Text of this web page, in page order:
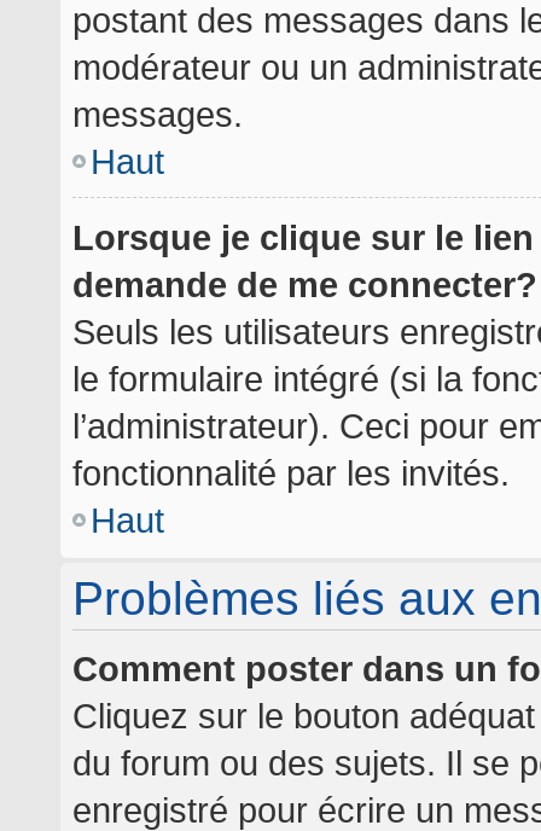
postant des messages dans
modérateur ou un
messages.
Haut
Lorsque je clique sur le
demande de me connecter?
Seuls les utilisateurs
le formulaire intégré (si la
l’administrateur). Ceci pour
fonctionnalité par les invités.
Haut
Problèmes liés aux
Comment poster dans un
Cliquez sur le bouton
du forum ou des sujets. Il se
enregistré pour écrire un